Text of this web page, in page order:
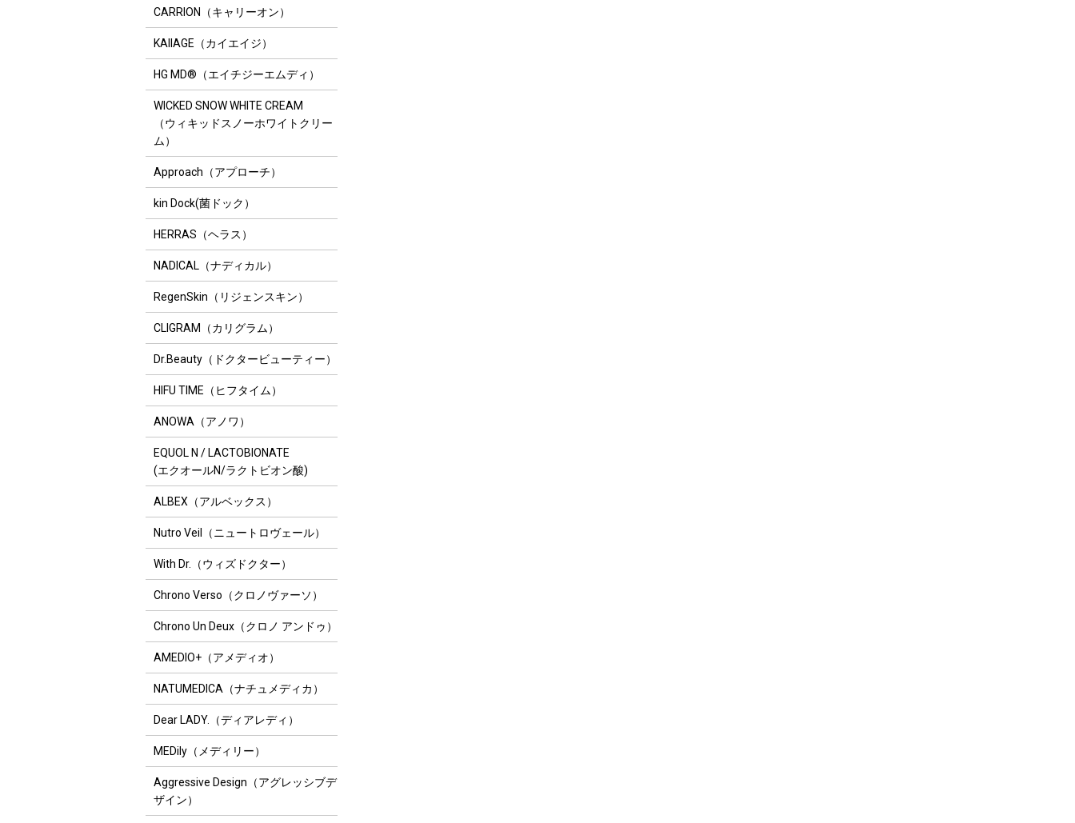
CARRION（キャリーオン）
KAIIAGE（カイエイジ）
HG MD®（エイチジーエムディ）
WICKED SNOW WHITE CREAM
（ウィキッドスノーホワイトクリー
ム）
Approach（アプローチ）
kin Dock(菌ドック）
HERRAS（ヘラス）
NADICAL（ナディカル）
RegenSkin（リジェンスキン）
CLIGRAM（カリグラム）
Dr.Beauty（ドクタービューティー）
HIFU TIME（ヒフタイム）
ANOWA（アノワ）
EQUOL N / LACTOBIONATE
(エクオールN/ラクトビオン酸)
ALBEX（アルベックス）
Nutro Veil（ニュートロヴェール）
With Dr.（ウィズドクター）
Chrono Verso（クロノヴァーソ）
Chrono Un Deux（クロノ アンドゥ）
AMEDIO+（アメディオ）
NATUMEDICA（ナチュメディカ）
Dear LADY.（ディアレディ）
MEDily（メディリー）
Aggressive Design（アグレッシブデ
ザイン）